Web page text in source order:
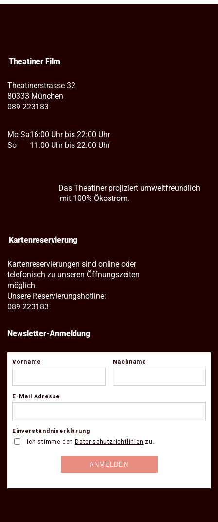
Theatiner Film
Theatinerstrasse 32
80333 München
089 223183
Mo-Sa
So
16:00 Uhr bis 22:00 Uhr
11:00 Uhr bis 22:00 Uhr
Das Theatiner projiziert umweltfreundlich
mit 100% Ökostrom.
Kartenreservierung
Kartenreservierungen sind online oder
telefonisch zu unseren Öffnungszeiten
möglich.
Unsere Reservierungshotline:
089 223183
Newsletter-Anmeldung